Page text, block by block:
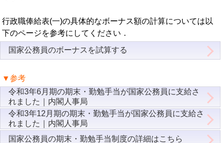
行政職俸給表(一)の具体的なボーナス額の計算については以
下のページを参考にしてください．
国家公務員のボーナスを試算する
▼参考
令和3年6月期の期末・勤勉手当が国家公務員に支給さ
れました｜内閣人事局
令和3年12月期の期末・勤勉手当が国家公務員に支給さ
れました｜内閣人事局
国家公務員の期末・勤勉手当制度の詳細はこちら